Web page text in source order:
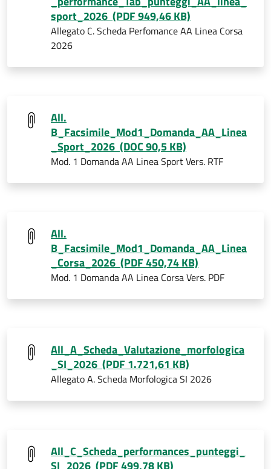
sport_2026 (PDF 949,46 KB)
Allegato C. Scheda Perfomance AA Linea Corsa
2026
All.
B_Facsimile_Mod1_Domanda_AA_Linea
_Sport_2026 (DOC 90,5 KB)
Mod. 1 Domanda AA Linea Sport Vers. RTF
All.
B_Facsimile_Mod1_Domanda_AA_Linea
_Corsa_2026 (PDF 450,74 KB)
Mod. 1 Domanda AA Linea Corsa Vers. PDF
All_A_Scheda_Valutazione_morfologica
_SI_2026 (PDF 1.721,61 KB)
Allegato A. Scheda Morfologica SI 2026
All_C_Scheda_performances_punteggi_
SI_2026 (PDF 499,78 KB)